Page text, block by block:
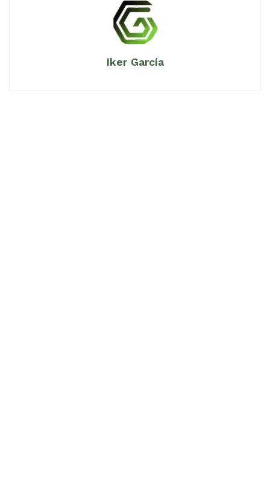
Iker García